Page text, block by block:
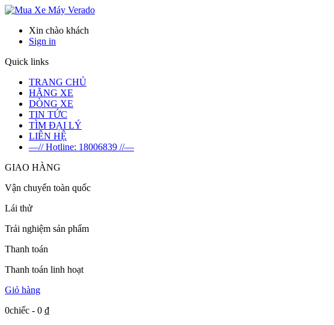
Verado
Xin chào khách
Sign in
Quick links
TRANG CHỦ
HÃNG XE
DÒNG XE
TIN TỨC
TÌM ĐẠI LÝ
LIÊN HỆ
—// Hotline: 18006839 //—
GIAO HÀNG
Vận chuyển toàn quốc
Lái thử
Trải nghiệm sản phẩm
Thanh toán
Thanh toán linh hoạt
Giỏ hàng
0chiếc - 0 ₫